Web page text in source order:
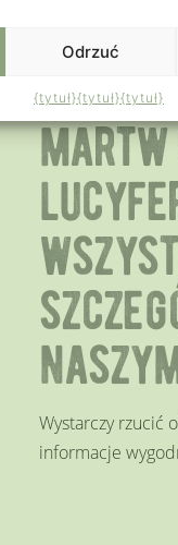
Odrzuć
{tytuł}{tytuł}{tytuł}
jeśli
martw
Wystarczy rzucić
informacje